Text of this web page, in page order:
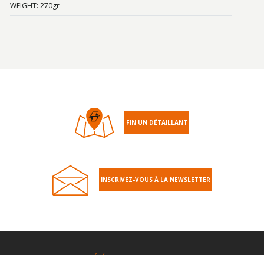
WEIGHT: 270gr
FIN UN DÉTAILLANT
INSCRIVEZ-VOUS À LA NEWSLETTER